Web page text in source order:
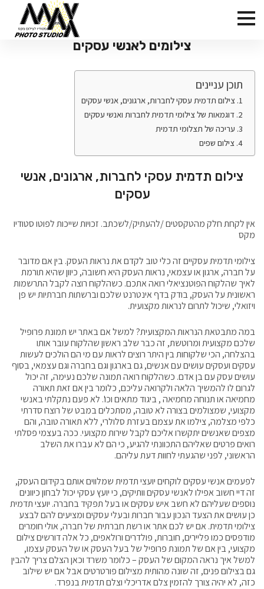
צילומים לאנשי עסקים
תוכן עניינים
צילום תדמית עסקי לחברות, ארגונים, אנשי עסקים
דוגמאות של צילומי תדמית לחברות ואנשי עסקים
עריכה של תצלומי תדמית
צילום שפים
צילום תדמית עסקי לחברות, ארגונים, אנשי
עסקים
אין לקחת חלק מהטקסטים /להעתיק/לשכתב. זכויות שייכות לפוטו סטודיו
מקס
צילומי תדמית עסקיים זה כלי טוב לקדם את נראות העסק. בין אם מדובר
על חברה, ארגון או עצמאי, נראות העסק היא חשובה, כיוון שהיא תורמת
לאיך שהלקוח הפוטנציאלי רואה אתכם. כשהלקוח רוצה לקבל התרשמות
ראשונית על העסק, בודק בדף אינטרנט שלכם וברשתות חברתיות יש פן
ויזואלי, שיכול לתרום לנראות מקצועית.
במה מתבטאת הנראות המקצועית? למשל אם באתר יש תמונת פרופיל
שלכם מקצועית ומרוטשת, זה כבר שלב ראשון שהלקוח עובר אותו
בהצלחה, הכי שלקוחות בין היתר רוצים לראות עם מי הם הולכים לעשות
עסקים ועסקים עושים עם אנשים, גם בארגון וגם בחברה וגם עצמאי, בסוף
עושים עסק עם בן אדם. כשהלקוח רואה תמונה שלכם נעימה, זה יכול
לגרום לו להמשיך הלאה ולקרואה עליכם, כלומר בין אם זאת תאורה
מחמיאה או תנוחה מחמיאה , ביגוד מתאים וכו'. לא פעם נתקלתי באנשי
מקצועי, שמצולמים בצורה לא טובה, מסתכלים במבט של רוצח סדרתי
כלפי מצלמה, צילמו את עצמם בעזרת סלולרי, ללא תאורה טובה, והם
מצפים שאנשים יתקשרו אליכם לקבל שירות מקצועי. ככה בעצמי פסלתי
רואים פרטים שאליהם התכוונתי להגיע, כי הם לא עברו את השלב
הראשוני, לפני שהגעתי לחוות דעת עליהם.
לפעמים אנשי עסקים לוקחים יועצי תדמית שמלווים אותם בקידום העסק,
זה דיי חשוב אפילו לאנשי עסקים וותיקים, כי יועץ עסקי יכול לבחון כיוונים
נוספים שעליהם לא חשב איש עסקים או בעל תפקיד בחברה. יועצי תדמית
כן עושים את הצעד הנכון עבור חברות ובעלי עסקים ומציעים להם לבצע
צילומי תדמית. אם יש לכם אתר או רשת חברתית של חברה, אולי חומרים
מודפסים כמו פליירים, חוברות, פולדרים ורולאפים, כל אלה דורשים צילום
מקצועי, בין אם של תמונת פרופיל של בעל העסק או של העסק עצמו,
למשל איך נראה המקום של העסק – כלומר משרד וכאן הצלם צריך להבין
גם בצילום פנים, זה שונה מהותית מצילום פורטרטים אבל אם יש שילוב
כזה, לא יהיה צורך להזמין צלם אדריכלי וצלם תדמית בנפרד.